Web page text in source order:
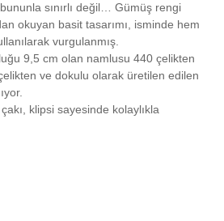
bununla sınırlı değil… Gümüş rengi
okuyan basit tasarımı, isminde hem
vurgulanmış.
9,5 cm olan namlusu 440 çelikten
ve dokulu olarak üretilen edilen
klipsi sayesinde kolaylıkla